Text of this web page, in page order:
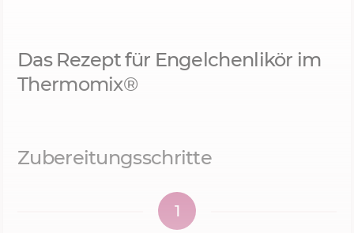
Das Rezept für Engelchenlikör im
Thermomix®
Zubereitungsschritte
1